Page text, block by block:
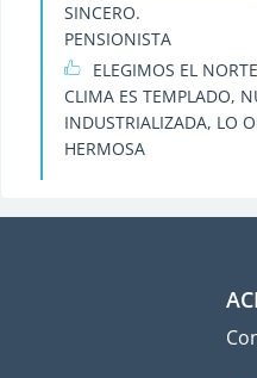
SINCERO.
PENSIONISTA
ELEGIMOS EL
CLIMA ES TEMPLADO,
INDUSTRIALIZADA, LO
HERMOSA